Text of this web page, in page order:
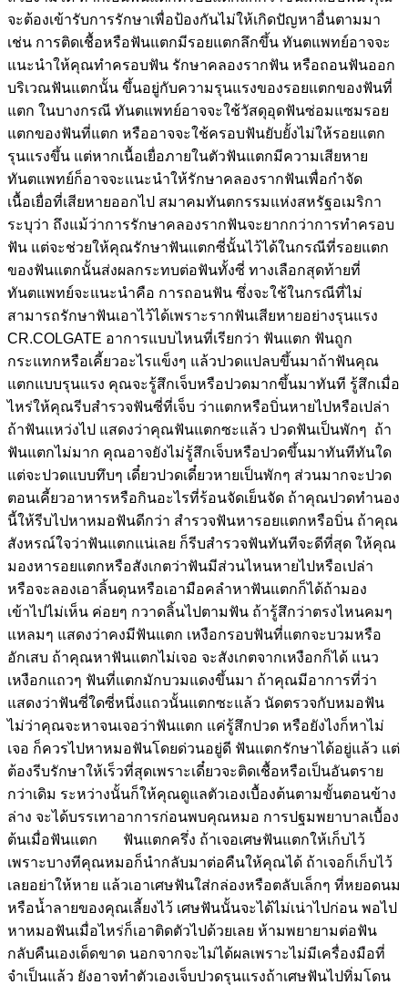
จะต้องเข้ารับการรักษาเพื่อป้องกันไม่ให้เกิดปัญหาอื่นตามมา
เช่น การติดเชื้อหรือฟันแตกมีรอยแตกลึกขึ้น ทันตแพทย์อาจจะ
แนะนำให้คุณทำครอบฟัน รักษาคลองรากฟัน หรือถอนฟันออก
บริเวณฟันแตกนั้น ขึ้นอยู่กับความรุนแรงของรอยแตกของฟันที่
แตก ในบางกรณี ทันตแพทย์อาจจะใช้วัสดุอุดฟันซ่อมแซมรอย
แตกของฟันที่แตก หรืออาจจะใช้ครอบฟันยับยั้งไม่ให้รอยแตก
รุนแรงขึ้น แต่หากเนื้อเยื่อภายในตัวฟันแตกมีความเสียหาย
ทันตแพทย์ก็อาจจะแนะนำให้รักษาคลองรากฟันเพื่อกำจัด
เนื้อเยื่อที่เสียหายออกไป สมาคมทันตกรรมแห่งสหรัฐอเมริกา
ระบุว่า ถึงแม้ว่าการรักษาคลองรากฟันจะยากกว่าการทำครอบ
ฟัน แต่จะช่วยให้คุณรักษาฟันแตกซี่นั้นไว้ได้ในกรณีที่รอยแตก
ของฟันแตกนั้นส่งผลกระทบต่อฟันทั้งซี่ ทางเลือกสุดท้ายที่
ทันตแพทย์จะแนะนำคือ การถอนฟัน ซึ่งจะใช้ในกรณีที่ไม่
สามารถรักษาฟันเอาไว้ได้เพราะรากฟันเสียหายอย่างรุนแรง
CR.COLGATE อาการแบบไหนที่เรียกว่า ฟันแตก ฟันถูก
กระแทกหรือเคี้ยวอะไรแข็งๆ แล้วปวดแปลบขึ้นมาถ้าฟันคุณ
แตกแบบรุนแรง คุณจะรู้สึกเจ็บหรือปวดมากขึ้นมาทันที รู้สึกเมื่อ
ไหร่ให้คุณรีบสำรวจฟันซี่ที่เจ็บ ว่าแตกหรือบิ่นหายไปหรือเปล่า
ถ้าฟันแหว่งไป แสดงว่าคุณฟันแตกซะแล้ว ปวดฟันเป็นพักๆ ถ้า
ฟันแตกไม่มาก คุณอาจยังไม่รู้สึกเจ็บหรือปวดขึ้นมาทันทีทันใด
แต่จะปวดแบบทึบๆ เดี๋ยวปวดเดี๋ยวหายเป็นพักๆ ส่วนมากจะปวด
ตอนเคี้ยวอาหารหรือกินอะไรที่ร้อนจัดเย็นจัด ถ้าคุณปวดทำนอง
นี้ให้รีบไปหาหมอฟันดีกว่า สำรวจฟันหารอยแตกหรือบิ่น ถ้าคุณ
สังหรณ์ใจว่าฟันแตกแน่เลย ก็รีบสำรวจฟันทันทีจะดีที่สุด ให้คุณ
มองหารอยแตกหรือสังเกตว่าฟันมีส่วนไหนหายไปหรือเปล่า
หรือจะลองเอาลิ้นดุนหรือเอามือคลำหาฟันแตกก็ได้ถ้ามอง
เข้าไปไม่เห็น ค่อยๆ กวาดลิ้นไปตามฟัน ถ้ารู้สึกว่าตรงไหนคมๆ
แหลมๆ แสดงว่าคงมีฟันแตก เหงือกรอบฟันที่แตกจะบวมหรือ
อักเสบ ถ้าคุณหาฟันแตกไม่เจอ จะสังเกตจากเหงือกก็ได้ แนว
เหงือกแถวๆ ฟันที่แตกมักบวมแดงขึ้นมา ถ้าคุณมีอาการที่ว่า
แสดงว่าฟันซี่ใดซี่หนึ่งแถวนั้นแตกซะแล้ว นัดตรวจกับหมอฟัน
ไม่ว่าคุณจะหาจนเจอว่าฟันแตก แค่รู้สึกปวด หรือยังไงก็หาไม่
เจอ ก็ควรไปหาหมอฟันโดยด่วนอยู่ดี ฟันแตกรักษาได้อยู่แล้ว แต่
ต้องรีบรักษาให้เร็วที่สุดเพราะเดี๋ยวจะติดเชื้อหรือเป็นอันตราย
กว่าเดิม ระหว่างนั้นก็ให้คุณดูแลตัวเองเบื้องต้นตามขั้นตอนข้าง
ล่าง จะได้บรรเทาอาการก่อนพบคุณหมอ การปฐมพยาบาลเบื้อง
ต้นเมื่อฟันแตก ฟันแตกครึ่ง ถ้าเจอเศษฟันแตกให้เก็บไว้
เพราะบางทีคุณหมอก็นำกลับมาต่อคืนให้คุณได้ ถ้าเจอก็เก็บไว้
เลยอย่าให้หาย แล้วเอาเศษฟันใส่กล่องหรือตลับเล็กๆ ที่หยอดนม
หรือน้ำลายของคุณเลี้ยงไว้ เศษฟันนั้นจะได้ไม่เน่าไปก่อน พอไป
หาหมอฟันเมื่อไหร่ก็เอาติดตัวไปด้วยเลย ห้ามพยายามต่อฟัน
กลับคืนเองเด็ดขาด นอกจากจะไม่ได้ผลเพราะไม่มีเครื่องมือที่
จำเป็นแล้ว ยังอาจทำตัวเองเจ็บปวดรุนแรงถ้าเศษฟันไปทิ่มโดน